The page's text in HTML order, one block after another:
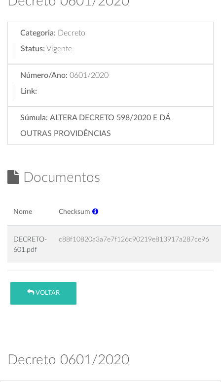
Categoria: Decreto
Status: Vigente
Número/Ano: 0601/2020
Link:
Súmula: ALTERA DECRETO 598/2020 E DÁ
OUTRAS PROVIDÊNCIAS
Documentos
Nome Checksum
DECRETO-
601.pdf
c88f10820a3a7e7f126c90219e813917a287ce96
VOLTAR
Decreto 0601/2020